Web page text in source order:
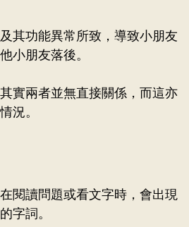
其功能異常所致，導致小朋友
小朋友落後。
實兩者並無直接關係，而這亦
況。
閱讀問題或看文字時，會出現
字詞。